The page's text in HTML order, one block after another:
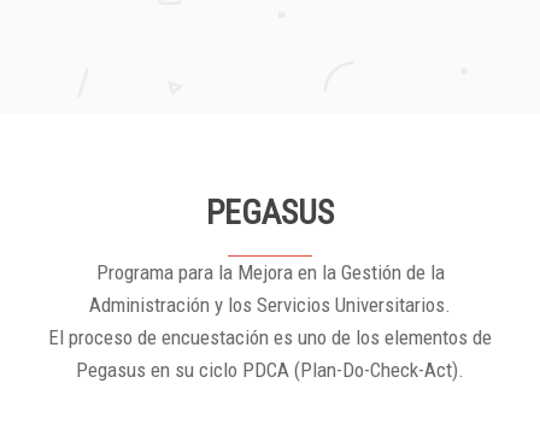
PEGASUS
Programa para la Mejora en la Gestión de la
Administración y los Servicios Universitarios.
El proceso de encuestación es uno de los elementos de
Pegasus en su ciclo PDCA (Plan-Do-Check-Act).